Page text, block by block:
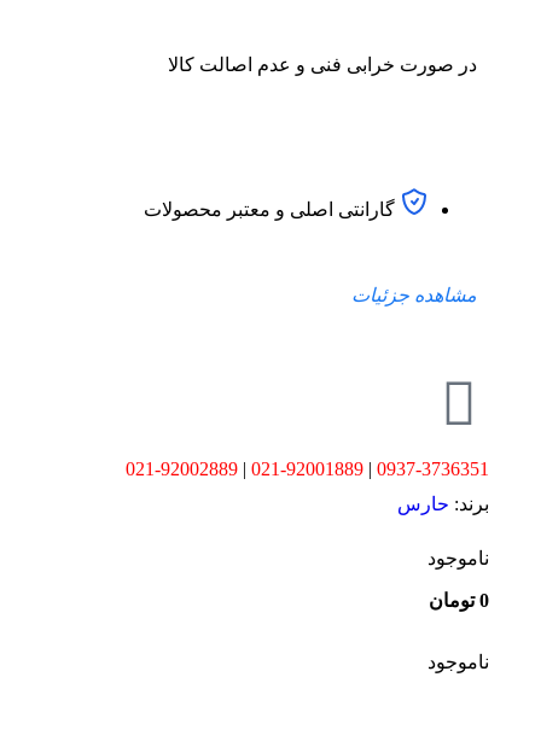
در صورت خرابی فنی و عدم اصالت کالا
گارانتی اصلی و معتبر محصولات
مشاهده جزئیات
0937-3736351
|
021-92001889
|
021-92002889
برند:حارس
ناموجود
تومان
ناموجود